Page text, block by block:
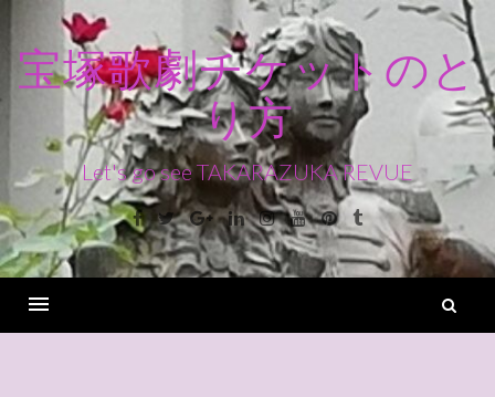
ン
ス
キ
ッ
宝塚歌劇チケットのと
り方
Let's go see TAKARAZUKA REVUE
Facebook
TwitterGoogle+LinkedinInstagram
YoutubePinterest
Tumblr